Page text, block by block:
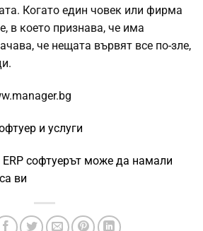
Когато един човек или фирма
в което признава, че има
че нещата вървят все по-зле,
и услуги
ERP софтуерът може да намали
ви